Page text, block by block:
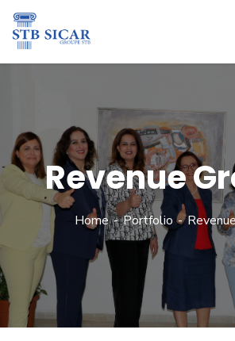
Revenue
Home Portfolio